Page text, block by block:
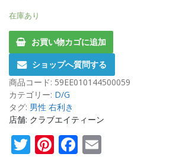
在庫あり
お買い物カゴに追加
ショップへ質問する
商品コード: 59EE010144500059
カテゴリー: D/G
タグ: 男性 右利き
店舗: クラブエイティーン
Twitter
Pinterest
Facebook